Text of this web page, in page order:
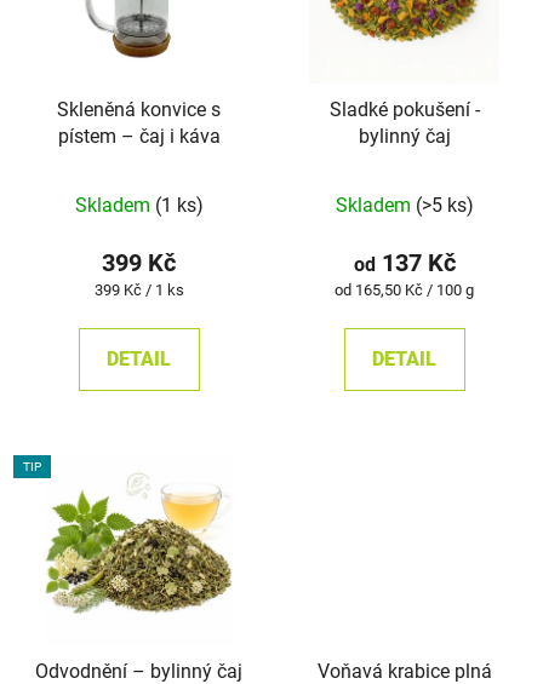
Skleněná konvice s
pístem – čaj i káva
Skladem (1 ks)
399 Kč
Měrná
399 Kč / 1 ks
DETAIL
Sladké pokušení -
bylinný čaj
hodnocení
produktu
je
z
Skladem (>5 ks)
od137 Kč
Měrná
od 165,50 Kč / 100 g
DETAIL
TIP
Odvodnění –⁠⁠⁠⁠⁠ bylinný čaj
Voňavá krabice plná